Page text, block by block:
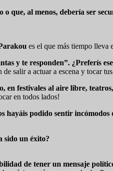
o que, al menos, debería ser
es el que más tiempo
y te responden”. ¿Preferís
salir a actuar a escena y tocar
festivales al aire libre,
en todos lados!
hayáis podido sentir incómodos
sido un éxito?
de tener un mensaje